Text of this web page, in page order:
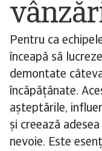
Pentru ca
înceapă să
demontate
încăpățânate.
așteptările,
și creează
nevoie. Este